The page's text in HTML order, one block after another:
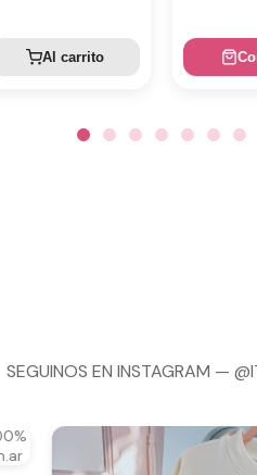
Al carrito
SEGUINOS EN INSTAGRAM —